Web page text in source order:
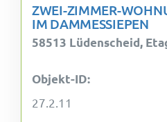
ZWEI-ZIMMER-
IM DAMMESSIEPEN
58513 Lüdenscheid,
Objekt-ID:
27.2.11